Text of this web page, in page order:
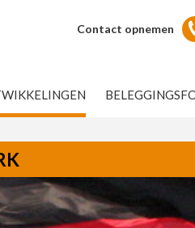
Contact opnemen